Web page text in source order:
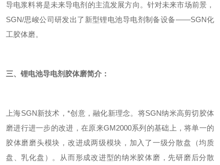
导电浆料将是未来导电剂的主流发展方向。 针对未来市场前景，
SGN/思峻公司研发出了新型锂电池导电剂制备设备——SGN化
工胶体磨。
三、 锂电池导电剂胶体磨简介 ：
上海SGN新技术，*创意，融化新理念。将SGN纳米高剪切胶体
磨进行进一步的改进，在原来GM2000系列的基础上，将单一的
胶体磨磨头模块，改进成两级模块，加入了一级分散盘（均质
盘、乳化盘）。从而形成改进型的纳米胶体磨，先研磨后分散